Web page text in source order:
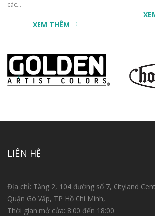
các...
XEM THÊM
LIÊN HỆ
Địa chỉ: Tầng 2, 104 đường số 7, Cityland
Quận Gò Vấp, TP Hồ Chí Minh,
Thời gian mở cửa: 8:00 đến 18:00